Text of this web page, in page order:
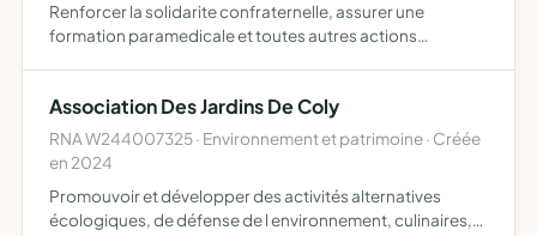
Renforcer la solidarite confraternelle, assurer une
formation paramedicale et toutes autres actions
Association Des Jardins De Coly
RNA W244007325 · Environnement et patrimoine · Créée
en 2024
Promouvoir et développer des activités alternatives
écologiques, de défense de l environnement, culinaires,